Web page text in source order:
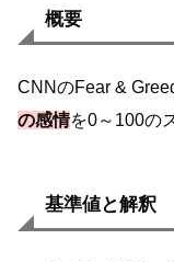
概要
CNNのFear &
の感情を0～100の
基準値と解釈